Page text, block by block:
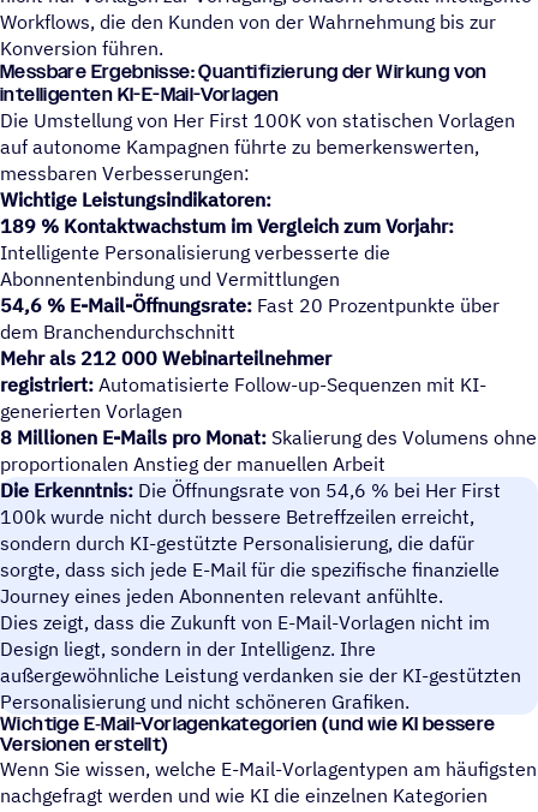
Workflows, die den Kunden von der Wahrnehmung bis zur
Konversion führen.
Messbare Ergebnisse: Quantifizierung der Wirkung von
intelligenten KI-E-Mail-Vorlagen
Die Umstellung von Her First 100K von statischen Vorlagen
auf autonome Kampagnen führte zu bemerkenswerten,
messbaren Verbesserungen:
Wichtige Leistungsindikatoren:
189 % Kontaktwachstum im Vergleich zum Vorjahr:
Intelligente Personalisierung verbesserte die
Abonnentenbindung und Vermittlungen
54,6 % E-Mail-Öffnungsrate: Fast 20 Prozentpunkte über
dem Branchendurchschnitt
Mehr als 212 000 Webinarteilnehmer
registriert: Automatisierte Follow-up-Sequenzen mit KI-
generierten Vorlagen
8 Millionen E-Mails pro Monat: Skalierung des Volumens ohne
proportionalen Anstieg der manuellen Arbeit
Die Erkenntnis: Die Öffnungsrate von 54,6 % bei Her First
100k wurde nicht durch bessere Betreffzeilen erreicht,
sondern durch KI-gestützte Personalisierung, die dafür
sorgte, dass sich jede E-Mail für die spezifische finanzielle
Journey eines jeden Abonnenten relevant anfühlte.
Dies zeigt, dass die Zukunft von E-Mail-Vorlagen nicht im
Design liegt, sondern in der Intelligenz. Ihre
außergewöhnliche Leistung verdanken sie der KI-gestützten
Personalisierung und nicht schöneren Grafiken.
Wich­tige E‑Mail-Vorla­gen­ka­te­go­rien (und wie KI bessere
Versionen erstellt)
Wenn Sie wissen, welche E-Mail-Vorlagentypen am häufigsten
nachgefragt werden und wie KI die einzelnen Kategorien